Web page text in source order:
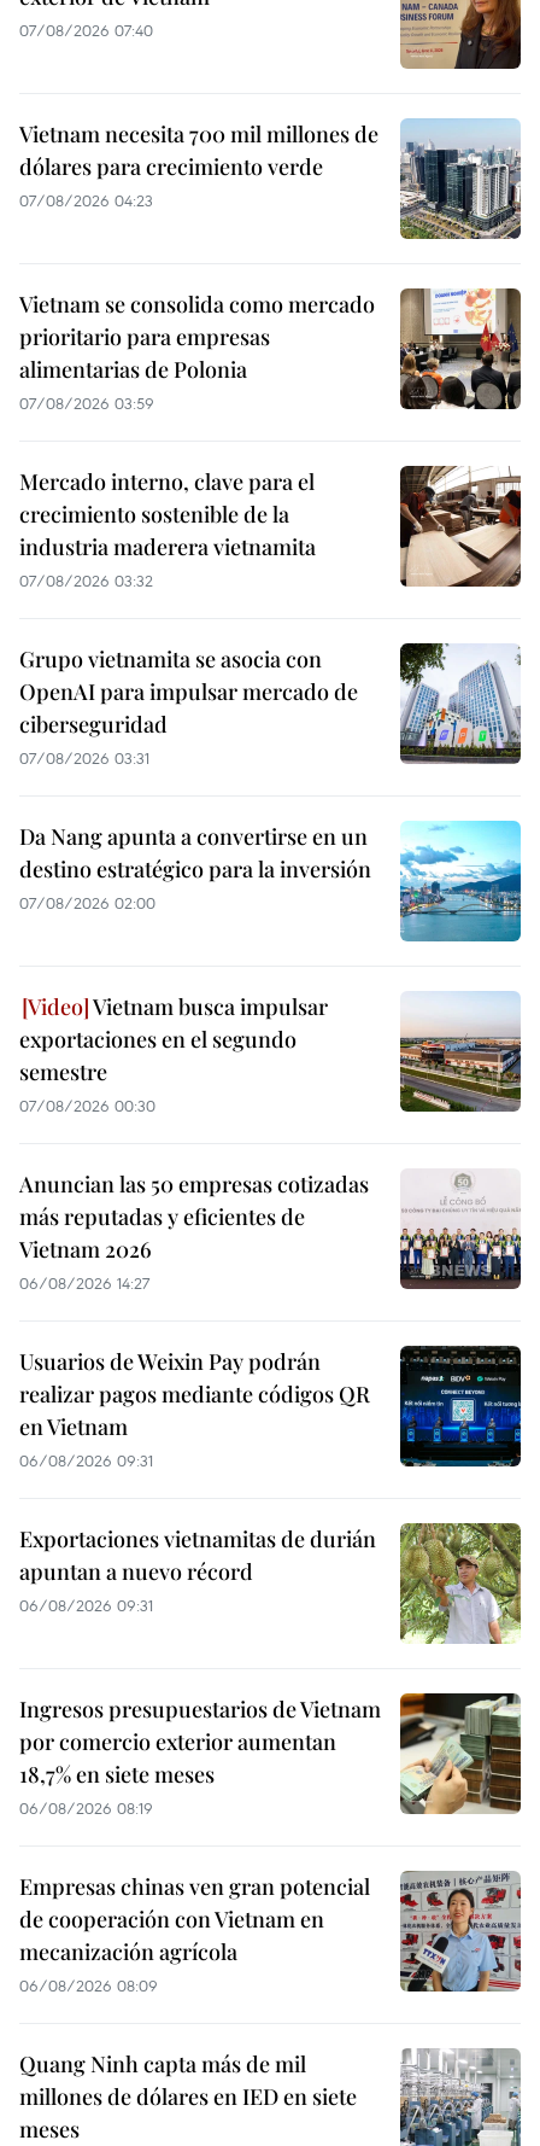
07/08/2026 07:40
Vietnam necesita 700 mil millones de
dólares para crecimiento verde
07/08/2026 04:23
Vietnam se consolida como mercado
prioritario para empresas
alimentarias de Polonia
07/08/2026 03:59
Mercado interno, clave para el
crecimiento sostenible de la
industria maderera vietnamita
07/08/2026 03:32
Grupo vietnamita se asocia con
OpenAI para impulsar mercado de
ciberseguridad
07/08/2026 03:31
Da Nang apunta a convertirse en un
destino estratégico para la inversión
07/08/2026 02:00
Vietnam busca impulsar
exportaciones en el segundo
semestre
07/08/2026 00:30
Anuncian las 50 empresas cotizadas
más reputadas y eficientes de
Vietnam 2026
06/08/2026 14:27
Usuarios de Weixin Pay podrán
realizar pagos mediante códigos QR
en Vietnam
06/08/2026 09:31
Exportaciones vietnamitas de durián
apuntan a nuevo récord
06/08/2026 09:31
Ingresos presupuestarios de Vietnam
por comercio exterior aumentan
18,7% en siete meses
06/08/2026 08:19
Empresas chinas ven gran potencial
de cooperación con Vietnam en
mecanización agrícola
06/08/2026 08:09
Quang Ninh capta más de mil
millones de dólares en IED en siete
meses